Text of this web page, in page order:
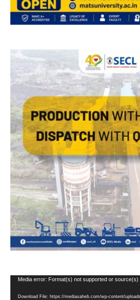
Video
Media error: Format(s) not supported or source(s)
Download File: https://mediasaheb.com/wp-content/